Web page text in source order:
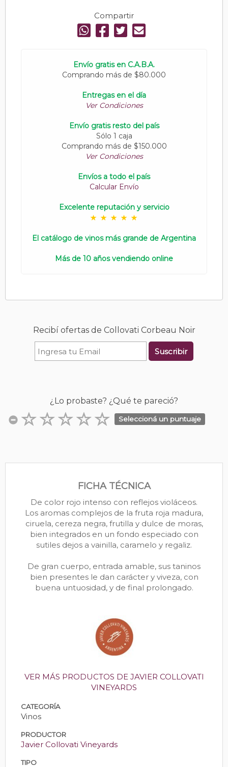
Compartir
Envío gratis en C.A.B.A.
Comprando más de $80.000
Entregas en el día
Ver Condiciones
Envío gratis resto del país
Sólo 1 caja
Comprando más de $150.000
Ver Condiciones
Envíos a todo el país
Calcular Envío
Excelente reputación y servicio
El catálogo de vinos más grande de Argentina
Más de 10 años vendiendo online
Recibí ofertas de Collovati Corbeau Noir
Suscribir
¿Lo probaste? ¿Qué te pareció?
Seleccioná un puntuaje
FICHA TÉCNICA
De color rojo intenso con reflejos violáceos.
Los aromas complejos de la fruta roja madura,
ciruela, cereza negra, frutilla y dulce de moras,
bien integrados en un fondo especiado con
sutiles dejos a vainilla, caramelo y regaliz.
De gran cuerpo, entrada amable, sus taninos
bien presentes le dan carácter y viveza, con
buena untuosidad, y de final prolongado.
VER MÁS PRODUCTOS DE JAVIER COLLOVATI
VINEYARDS
CATEGORÍA
Vinos
PRODUCTOR
Javier Collovati Vineyards
TIPO